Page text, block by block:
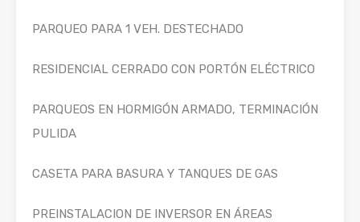
PARQUEO PARA 1 VEH. DESTECHADO
RESIDENCIAL CERRADO CON PORTÓN ELÉCTRICO
PARQUEOS EN HORMIGÓN ARMADO, TERMINACIÓN
PULIDA
CASETA PARA BASURA Y TANQUES DE GAS
PREINSTALACION DE INVERSOR EN ÁREAS